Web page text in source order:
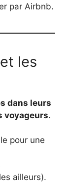
par Airbnb.
les
dans leurs
voyageurs.
pour une
ailleurs).